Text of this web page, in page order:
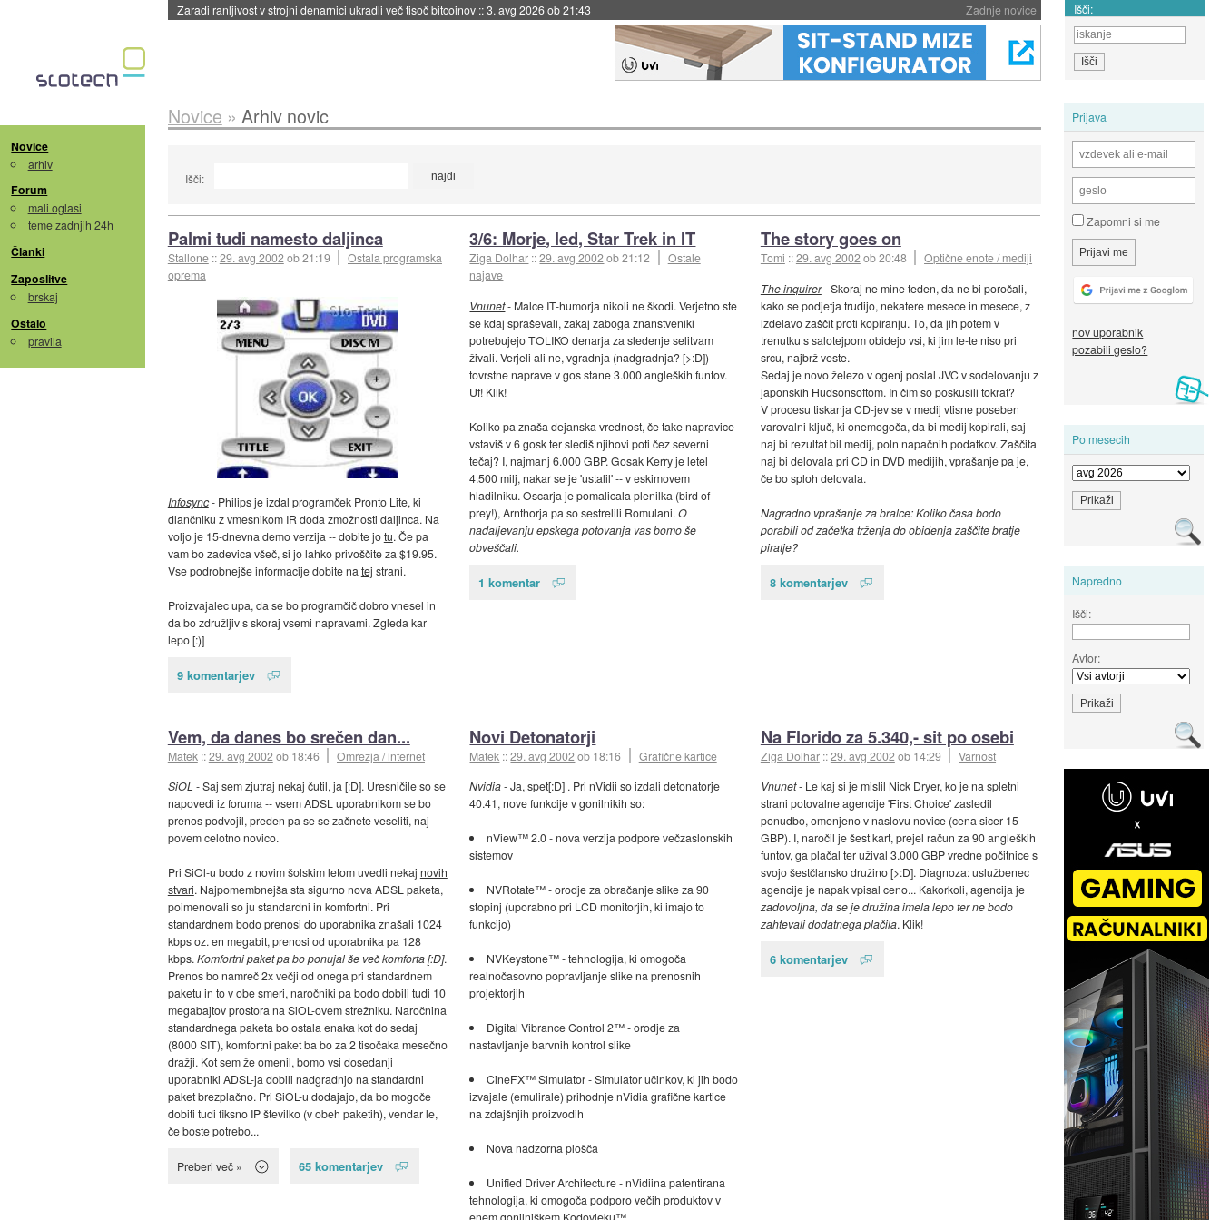
Zadnje novice
Zaradi ranljivost v strojni denarnici ukradli več tisoč bitcoinov ::3. avg 2026 ob 21:43 Išči:
Novice
arhiv
Forum
mali oglasi
teme zadnjih 24h
Članki
Zaposlitve
brskaj
Ostalo
pravila
Prijava
Zapomni si me
nov uporabnik
pozabili geslo?
Po mesecih
Napredno
Išči:
Avtor:
Novice » Arhiv novic
Išči:
Palmi tudi namesto daljinca
Stallone ::29. avg 2002ob 21:19
Ostala programska
oprema
Infosync- Philips je izdal programček Pronto Lite, ki
dlančniku z vmesnikom IR doda zmožnosti daljinca. Na
voljo je 15-dnevna demo verzija -- dobite jotu. Če pa
vam bo zadevica všeč, si jo lahko privoščite za $19.95.
Vse podrobnejše informacije dobite na tej strani.
Proizvajalec upa, da se bo programčič dobro vnesel in
da bo združljiv s skoraj vsemi napravami. Zgleda kar
lepo [:)]
9 komentarjev
3/6: Morje, led, Star Trek in IT
Ziga Dolhar ::29. avg 2002ob 21:12
Ostale
najave
Vnunet- Malce IT-humorja nikoli ne škodi. Verjetno ste
se kdaj spraševali, zakaj zaboga znanstveniki
potrebujejo TOLIKO denarja za sledenje selitvam
živali. Verjeli ali ne, vgradnja (nadgradnja? [>:D])
tovrstne naprave v gos stane 3.000 angleških funtov.
Uf! Klik!
Koliko pa znaša dejanska vrednost, če take napravice
vstaviš v 6 gosk ter slediš njihovi poti čez severni
tečaj? I, najmanj 6.000 GBP. Gosak Kerry je letel
4.500 milj, nakar se je 'ustalil' -- v eskimovem
hladilniku. Oscarja je pomalicala plenilka (bird of
prey!), Arnthorja pa so sestrelili Romulani.O
nadaljevanju epskega potovanja vas bomo še
obveščali.
1 komentar
The story goes on
Tomi ::29. avg 2002ob 20:48
Optične enote / mediji
The inquirer- Skoraj ne mine teden, da ne bi poročali,
kako se podjetja trudijo, nekatere mesece in mesece, z
izdelavo zaščit proti kopiranju. To, da jih potem v
trenutku s salotejpom obidejo vsi, ki jim le-te niso pri
srcu, najbrž veste.
Sedaj je novo železo v ogenj poslal JVC v sodelovanju z
japonskih Hudsonsoftom. In čim so poskusili tokrat?
V procesu tiskanja CD-jev se v medij vtisne poseben
varovalni ključ, ki onemogoča, da bi medij kopirali, saj
naj bi rezultat bil medij, poln napačnih podatkov. Zaščita
naj bi delovala pri CD in DVD medijih, vprašanje pa je,
če bo sploh delovala.
Nagradno vprašanje za bralce: Koliko časa bodo
porabili od začetka trženja do obidenja zaščite bratje
piratje?
8 komentarjev
Vem, da danes bo srečen dan...
Matek ::29. avg 2002ob 18:46
Omrežja / internet
SiOL - Saj sem zjutraj nekaj čutil, ja [:D]. Uresničile so se
napovedi iz foruma -- vsem ADSL uporabnikom se bo
prenos podvojil, preden pa se se začnete veseliti, naj
povem celotno novico.
Pri SiOl-u bodo z novim šolskim letom uvedli nekaj novih
stvari. Najpomembnejša sta sigurno nova ADSL paketa,
poimenovali so ju standardni in komfortni. Pri
standardnem bodo prenosi do uporabnika znašali 1024
kbps oz. en megabit, prenosi od uporabnika pa 128
kbps. Komfortni paket pa bo ponujal še več komforta [:D].
Prenos bo namreč 2x večji od onega pri standardnem
paketu in to v obe smeri, naročniki pa bodo dobili tudi 10
megabajtov prostora na SiOL-ovem strežniku. Naročnina
standardnega paketa bo ostala enaka kot do sedaj
(8000 SIT), komfortni paket ba bo za 2 tisočaka mesečno
dražji. Kot sem že omenil, bomo vsi dosedanji
uporabniki ADSL-ja dobili nadgradnjo na standardni
paket brezplačno. Pri SiOL-u dodajajo, da bo mogoče
dobiti tudi fiksno IP številko (v obeh paketih), vendar le,
če boste potrebo...
Preberi več » 65 komentarjev
Novi Detonatorji
Matek ::29. avg 2002ob 18:16
Grafične kartice
Nvidia- Ja, spet[:D] . Pri nVidii so izdali detonatorje
40.41, nove funkcije v gonilnikih so:
nView™ 2.0 - nova verzija podpore večzaslonskih
sistemov
NVRotate™ - orodje za obračanje slike za 90
stopinj (uporabno pri LCD monitorjih, ki imajo to
funkcijo)
NVKeystone™ - tehnologija, ki omogoča
realnočasovno popravljanje slike na prenosnih
projektorjih
Digital Vibrance Control 2™ - orodje za
nastavljanje barvnih kontrol slike
CineFX™ Simulator - Simulator učinkov, ki jih bodo
izvajale (emulirale) prihodnje nVidia grafične kartice
na zdajšnjih proizvodih
Nova nadzorna plošča
Unified Driver Architecture - nVidiina patentirana
tehnologija, ki omogoča podporo večih produktov v
Na Florido za 5.340,- sit po osebi
Ziga Dolhar ::29. avg 2002ob 14:29
Varnost
Vnunet- Le kaj si je mislil Nick Dryer, ko je na spletni
strani potovalne agencije 'First Choice' zasledil
ponudbo, omenjeno v naslovu novice (cena sicer 15
GBP). I, naročil je šest kart, prejel račun za 90 angleških
funtov, ga plačal ter užival 3.000 GBP vredne počitnice s
svojo šestčlansko družino [>:D]. Diagnoza: uslužbenec
agencije je napak vpisal ceno... Kakorkoli, agencija je
zadovoljna, da se je družina imela lepo ter ne bodo
zahtevali dodatnega plačila. Klik!
6 komentarjev